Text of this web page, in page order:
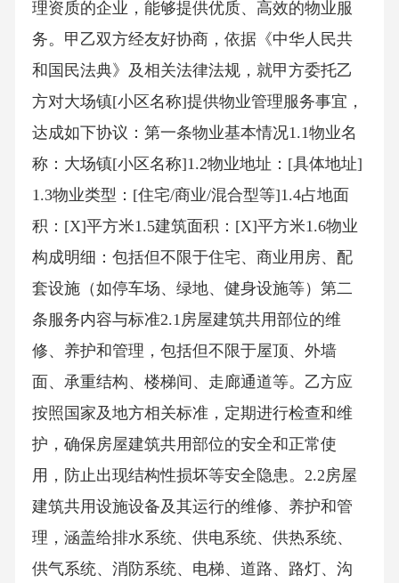
理资质的企业，能够提供优质、高效的物业服
务。甲乙双方经友好协商，依据《中华人民共
和国民法典》及相关法律法规，就甲方委托乙
方对大场镇[小区名称]提供物业管理服务事宜，
达成如下协议：第一条物业基本情况1.1物业名
称：大场镇[小区名称]1.2物业地址：[具体地址]
1.3物业类型：[住宅/商业/混合型等]1.4占地面
积：[X]平方米1.5建筑面积：[X]平方米1.6物业
构成明细：包括但不限于住宅、商业用房、配
套设施（如停车场、绿地、健身设施等）第二
条服务内容与标准2.1房屋建筑共用部位的维
修、养护和管理，包括但不限于屋顶、外墙
面、承重结构、楼梯间、走廊通道等。乙方应
按照国家及地方相关标准，定期进行检查和维
护，确保房屋建筑共用部位的安全和正常使
用，防止出现结构性损坏等安全隐患。2.2房屋
建筑共用设施设备及其运行的维修、养护和管
理，涵盖给排水系统、供电系统、供热系统、
供气系统、消防系统、电梯、道路、路灯、沟